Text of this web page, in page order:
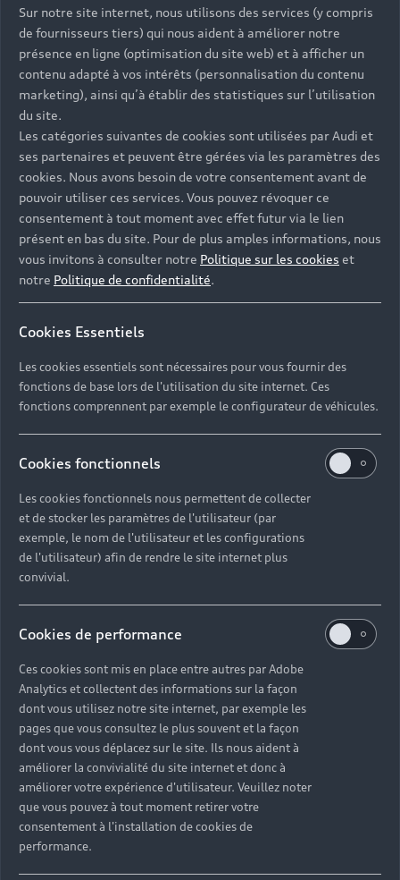
véhicules neufs :
- Jusqu'à 130 points de contrôle spécifiques à chaque
motorisation
- Garantie jusqu’à 24 mois et kilométrage illimité
- Assistance 24/7 en France et en Europe
Découvrez également toutes nos offres d’entretien
partir de 19€/mois
Les réponses à vos
questions
Découvrez les réponses à vos diverses questions
immédiatement disponibles avec Audi.
Découvrez toutes les catégories d’Audi d’occasion
Découvrez les déclinaisons sportives S et RS
Trouvez votre Partenaire Audi près de chez vous
Trouvez votre Audi d’occasion par modèle et par
ville
Sur notre site internet, nous utilisons des services (y compris
de fournisseurs tiers) qui nous aident à améliorer notre
présence en ligne (optimisation du site web) et à afficher un
contenu adapté à vos intérêts (personnalisation du contenu
marketing), ainsi qu’à établir des statistiques sur l’utilisation
du site.
Les catégories suivantes de cookies sont utilisées par Audi et
ses partenaires et peuvent être gérées via les paramètres des
cookies. Nous avons besoin de votre consentement avant de
pouvoir utiliser ces services. Vous pouvez révoquer ce
consentement à tout moment avec effet futur via le lien
présent en bas du site. Pour de plus amples informations, nous
vous invitons à consulter notre Politique sur les cookies et
notre Politique de confidentialité.
Cookies Essentiels
Les cookies essentiels sont nécessaires pour vous fournir des
fonctions de base lors de l'utilisation du site internet. Ces
fonctions comprennent par exemple le configurateur de véhicules.
Cookies fonctionnels
Les cookies fonctionnels nous permettent de collecter
et de stocker les paramètres de l'utilisateur (par
exemple, le nom de l'utilisateur et les configurations
de l'utilisateur) afin de rendre le site internet plus
convivial.
Cookies de performance
Ces cookies sont mis en place entre autres par Adobe
Analytics et collectent des informations sur la façon
dont vous utilisez notre site internet, par exemple les
pages que vous consultez le plus souvent et la façon
dont vous vous déplacez sur le site. Ils nous aident à
améliorer la convivialité du site internet et donc à
améliorer votre expérience d'utilisateur. Veuillez noter
que vous pouvez à tout moment retirer votre
consentement à l'installation de cookies de
performance.